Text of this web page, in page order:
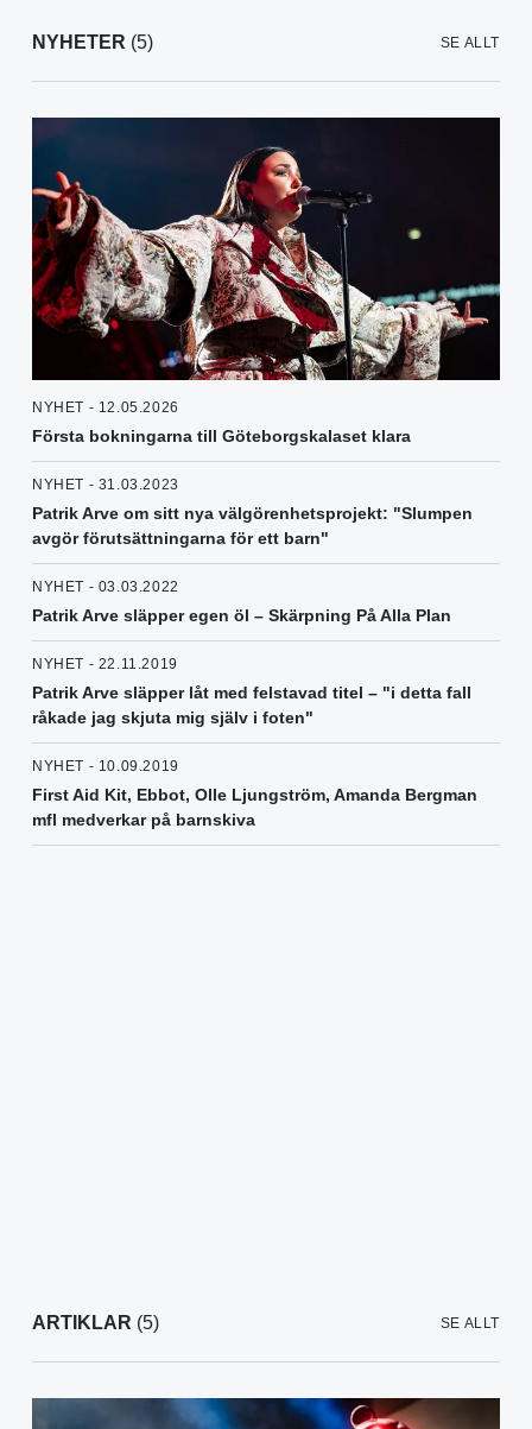
NYHETER (5) SE ALLT
NYHET - 12.05.2026
Första bokningarna till Göteborgskalaset klara
NYHET - 31.03.2023
Patrik Arve om sitt nya välgörenhetsprojekt: "Slumpen
avgör förutsättningarna för ett barn"
NYHET - 03.03.2022
Patrik Arve släpper egen öl – Skärpning På Alla Plan
NYHET - 22.11.2019
Patrik Arve släpper låt med felstavad titel – "i detta fall
råkade jag skjuta mig själv i foten"
NYHET - 10.09.2019
First Aid Kit, Ebbot, Olle Ljungström, Amanda Bergman
mfl medverkar på barnskiva
ARTIKLAR (5) SE ALLT